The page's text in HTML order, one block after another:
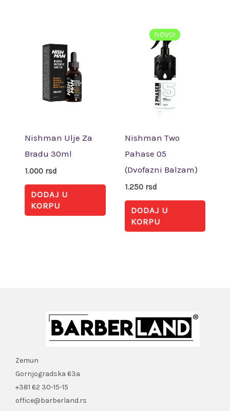
Nishman Ulje Za
Bradu 30ml
1.000 rsd
DODAJ U
KORPU
NOVO!
Nishman Two
Pahase 05
(Dvofazni Balzam)
1.250 rsd
DODAJ U
KORPU
Zemun
Gornjogradska 63a
+381 62 30-15-15
office@barberland.rs